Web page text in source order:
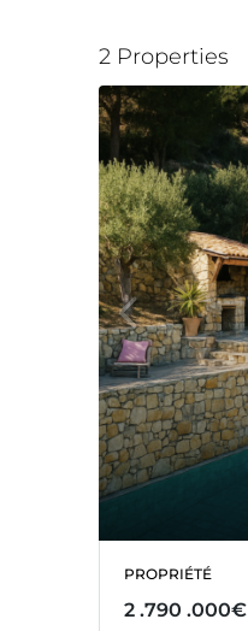
2 Properties
PROPRIÉTÉ
2 .790 .000€